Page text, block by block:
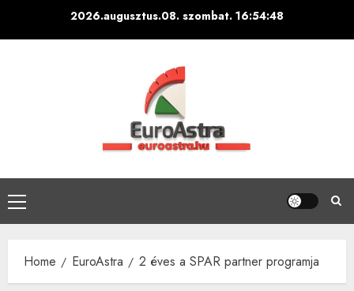
2026.augusztus.08. szombat. 16:54:49
Primary
Menu
Home EuroAstra 2 éves a SPAR partner programja